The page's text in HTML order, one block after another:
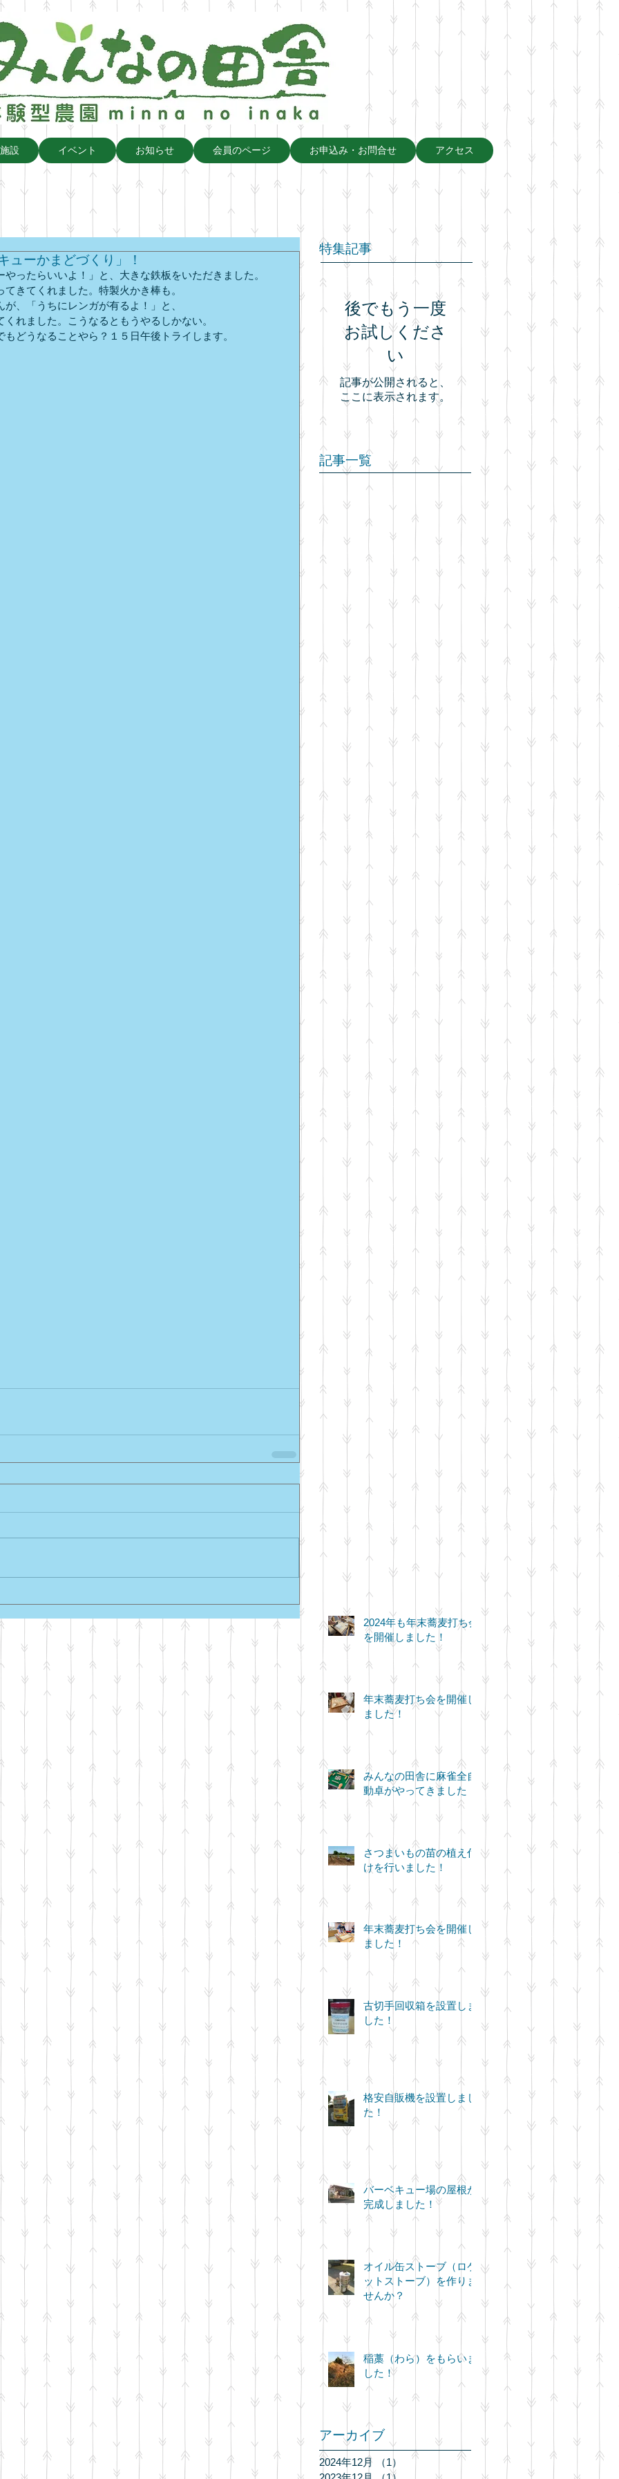
設 イベント お知らせ 会員のページ お申込み・お問合せ アクセス
ューかまどづくり」！
ったらいいよ！」と、大きな鉄板をいただきました。
きてくれました。特製火かき棒も。
、「うちにレンガが有るよ！」と、
れました。こうなるともうやるしかない。
どうなることやら？１５日午後トライします。
特集記事
後でもう一度
お試しくださ
い
記事が公開されると、
ここに表示されます。
記事一覧
2024年も年末蕎麦打ち会
を開催しました！
年末蕎麦打ち会を開催し
ました！
みんなの田舎に麻雀全自
動卓がやってきました！
さつまいもの苗の植え付
けを行いました！
年末蕎麦打ち会を開催し
ました！
古切手回収箱を設置しま
した！
格安自販機を設置しまし
た！
バーベキュー場の屋根が
完成しました！
オイル缶ストーブ（ロケ
ットストーブ）を作りま
せんか？
稲藁（わら）をもらいま
した！
アーカイブ
2024年12月 （1）
1件の記事